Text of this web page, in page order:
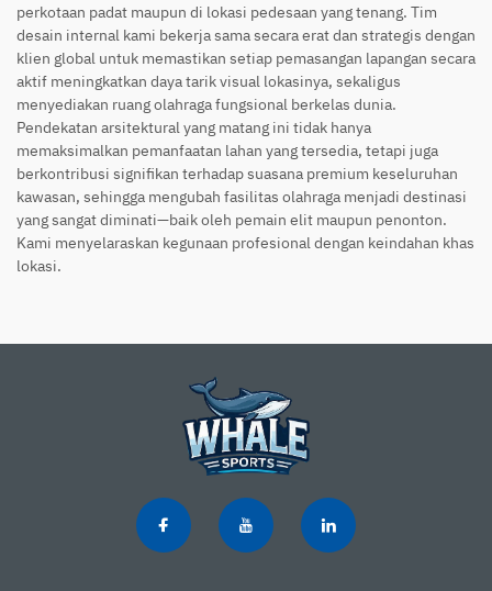
perkotaan padat maupun di lokasi pedesaan yang tenang. Tim
desain internal kami bekerja sama secara erat dan strategis dengan
klien global untuk memastikan setiap pemasangan lapangan secara
aktif meningkatkan daya tarik visual lokasinya, sekaligus
menyediakan ruang olahraga fungsional berkelas dunia.
Pendekatan arsitektural yang matang ini tidak hanya
memaksimalkan pemanfaatan lahan yang tersedia, tetapi juga
berkontribusi signifikan terhadap suasana premium keseluruhan
kawasan, sehingga mengubah fasilitas olahraga menjadi destinasi
yang sangat diminati—baik oleh pemain elit maupun penonton.
Kami menyelaraskan kegunaan profesional dengan keindahan khas
lokasi.